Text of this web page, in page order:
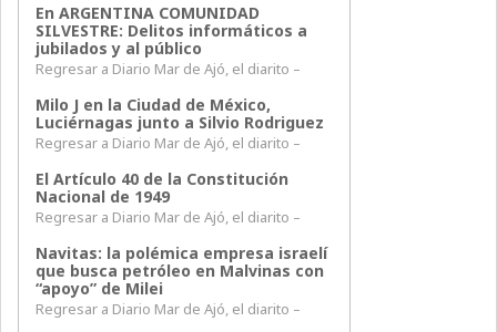
En ARGENTINA COMUNIDAD
SILVESTRE: Delitos informáticos a
jubilados y al público
Regresar a Diario Mar de Ajó, el diarito –
Milo J en la Ciudad de México,
Luciérnagas junto a Silvio Rodriguez
Regresar a Diario Mar de Ajó, el diarito –
El Artículo 40 de la Constitución
Nacional de 1949
Regresar a Diario Mar de Ajó, el diarito –
Navitas: la polémica empresa israelí
que busca petróleo en Malvinas con
“apoyo” de Milei
Regresar a Diario Mar de Ajó, el diarito –